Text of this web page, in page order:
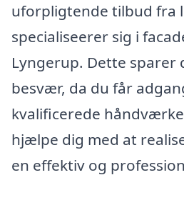
uforpligtende tilbud fra
specialiseerer sig i
Lyngerup. Dette sparer
besvær, da du får
kvalificerede
hjælpe dig med at
en effektiv og